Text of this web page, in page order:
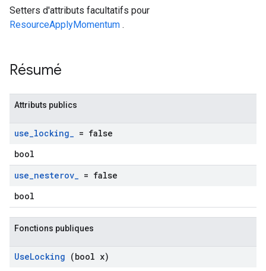
Setters d'attributs facultatifs pour
ResourceApplyMomentum .
Résumé
Attributs publics
use_locking_ = false
bool
use_nesterov_ = false
bool
Fonctions publiques
UseLocking (bool x)